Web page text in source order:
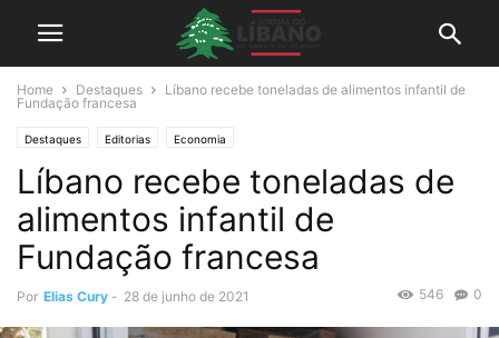
Home Destaques
Líbano recebe toneladas de alimentos infantil de
Fundação francesa
Destaques Editorias Economia
Líbano recebe toneladas de
alimentos infantil de
Fundação francesa
Por Elias Cury - 28 de junho de 2021 0
546